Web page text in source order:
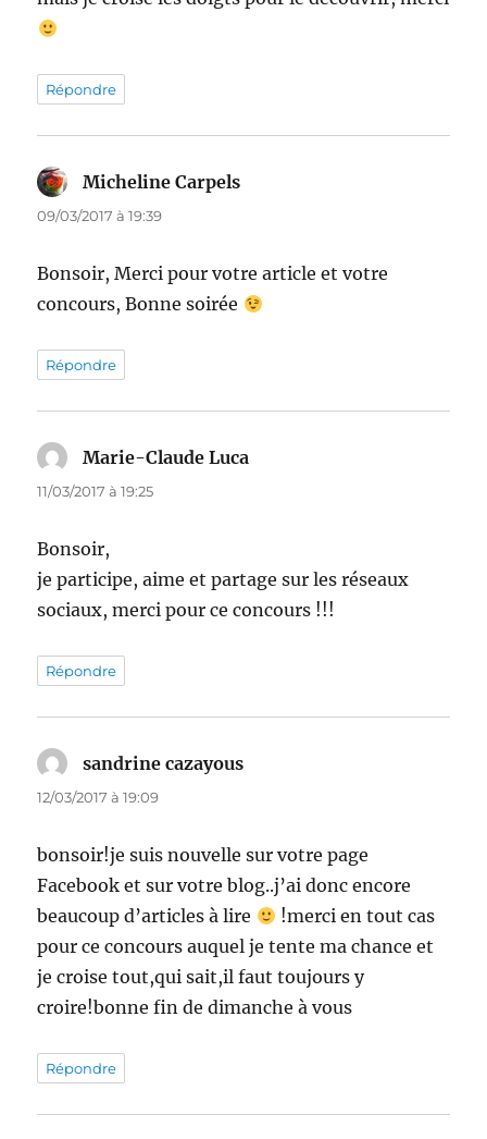
Répondre
Micheline Carpels
09/03/2017 à 19:39
Bonsoir, Merci pour votre article et votre
concours, Bonne soirée
Répondre
Marie-Claude Luca
11/03/2017 à 19:25
Bonsoir,
je participe, aime et partage sur les réseaux
sociaux, merci pour ce concours !!!
Répondre
sandrine cazayous
12/03/2017 à 19:09
bonsoir!je suis nouvelle sur votre page
Facebook et sur votre blog..j’ai donc encore
beaucoup d’articles à lire
!merci en tout cas
pour ce concours auquel je tente ma chance et
je croise tout,qui sait,il faut toujours y
croire!bonne fin de dimanche à vous
Répondre